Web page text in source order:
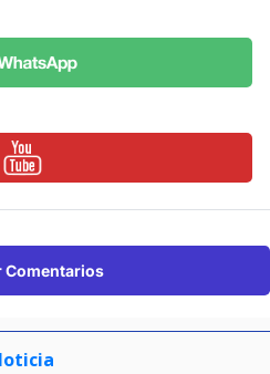
Comentarios